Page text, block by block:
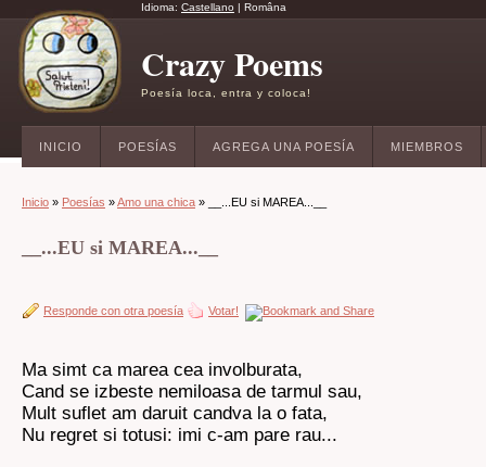
Idioma: Castellano | Româna
Crazy Poems
Poesía loca, entra y coloca!
INICIO POESÍAS AGREGA UNA POESÍA MIEMBROS
Inicio » Poesías »Amo una chica » __...EU si MAREA...__
__...EU si MAREA...__
Responde con otra poesía Votar!
Ma simt ca marea cea involburata,
Cand se izbeste nemiloasa de tarmul sau,
Mult suflet am daruit candva la o fata,
Nu regret si totusi: imi c-am pare rau...